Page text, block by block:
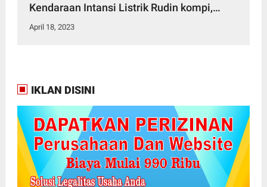
Kendaraan Intansi Listrik Rudin kompi,
Barak Gedung, Amunisi dan Senjata
April 18, 2023
IKLAN DISINI